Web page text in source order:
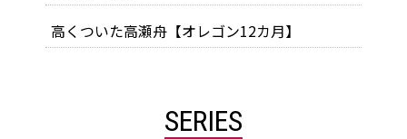
高くついた高瀬舟【オレゴン12カ月】
SERIES